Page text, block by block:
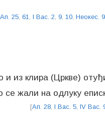
Ап. 25 61 I Вас. 2 9 10 Неокес. 9
из клира (Цркве)
жали на одлуку
[Ап. 28, I Вас. 5, IV Вас.